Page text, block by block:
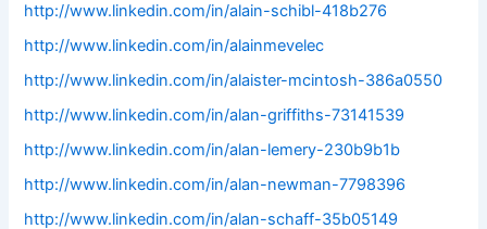
http://www.linkedin.com/in/alain-schibl-418b276
http://www.linkedin.com/in/alainmevelec
http://www.linkedin.com/in/alaister-mcintosh-386a0550
http://www.linkedin.com/in/alan-griffiths-73141539
http://www.linkedin.com/in/alan-lemery-230b9b1b
http://www.linkedin.com/in/alan-newman-7798396
http://www.linkedin.com/in/alan-schaff-35b05149